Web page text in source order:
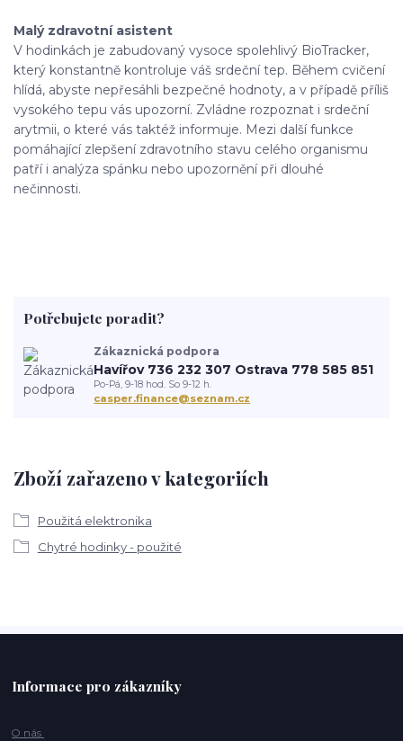
Malý zdravotní asistent
V hodinkách je zabudovaný vysoce spolehlivý BioTracker,
který konstantně kontroluje váš srdeční tep. Během cvičení
hlídá, abyste nepřesáhli bezpečné hodnoty, a v případě příliš
vysokého tepu vás upozorní. Zvládne rozpoznat i srdeční
arytmii, o které vás taktéž informuje. Mezi další funkce
pomáhající zlepšení zdravotního stavu celého organismu
patří i analýza spánku nebo upozornění při dlouhé
nečinnosti.
Zboží zařazeno v kategoriích
Použitá elektronika
Chytré hodinky - použité
Potřebujete poradit?
Zákaznická podpora
Havířov 736 232 307 Ostrava 778 585 851
Po-Pá, 9-18 hod. So 9-12 h.
casper.finance@seznam.cz
Informace pro zákazníky
O nás